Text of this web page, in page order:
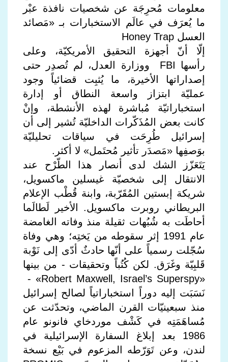
معلومات مُحرِجَة عن شخصيات نافذة عبْر
ما يُعرَف في عالَم الاستخبارات بـ «مَصائد
العسل Honey Trap
إلّا أنّ أجهزة التحقيق الأمريكيّة، وعلى
رأسها FBI ووزارة العدل، لم تُصدِر حتى
إصداراتها الأخيرة، ما يُثبِت قضائياً وجود
عمليّة ابتزاز واسعة النطاق أو إدارة
استخباراتيّة مُباشرة لهذه الأنشطة، وإنْ
كانت بعض المُذَكّرات الداخليّة تُشير إلى أن
إسرائيل طُرِحَت في سياقات تحليليّة
بوَصفِها «مَصدَر تأثير مُحتَمل» لا أكثر.
يَتَعَزّز الشك لدى أنصار هذا الطّرْح عند
الانتقال إلى شخصيّة غيسلين ماكسويل،
شريكة إبستين المُقَرّبة، وابنة قُطْب الإعلام
البريطاني روبرت ماكسويل. الأخير لَطالَما
أحاطَت به شُبُهات ثقيلة منذ وفاته الغامضة
عام 1991 إثر سقوطه من يَختِه؛ وهي وفاة
سُجّلت رسمياً على أنّها حادثٌ أدّى إلى نَوْبة
قَلبِيّة وغَرَق. لكن كُتُباً وتحقيقات - من بينها
«Robert Maxwell, Israel’s Superspy» -
نَسَبَت إليه دوراً استخباراتياً لصالح إسرائيل
منذ سبعينيّات القرن الماضي، وتحدّثت عن
مُساهَمَتِه في كَشْف موردخاي فانونو عام
1986 بعد إبلاغ السفارة الإسرائيلية في
لندن، وعن تَوَرّطه المزعوم في بَيْع نسخة